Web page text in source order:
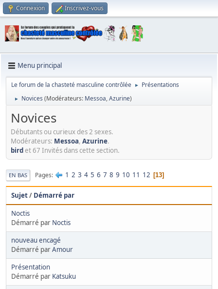
Connexion Inscrivez-vous
Menu principal
Le forum de la chasteté masculine contrôlée ► Présentations
► Novices (Modérateurs: Messoa,Azurine)
Novices
Débutants ou curieux des 2 sexes.
Modérateurs: Messoa, Azurine.
bird et 67 Invités dans cette section.
EN BAS Pages 1 2 3 4 5 6 7 8 9 10 11 12 13
Sujet/ Démarré par
Noctis
Démarré par Noctis
nouveau encagé
Démarré parAmour
Présentation
Démarré par Katsuku